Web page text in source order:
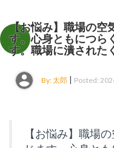
【お悩み】職場の空
す。心身ともにつら
す。職場に潰された
By: 太郎 | Posted:
【お悩み】職場